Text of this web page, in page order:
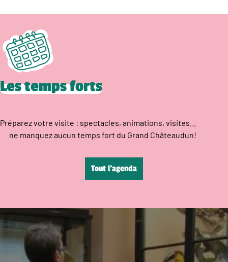
Les temps forts
Préparez votre visite : spectacles, animations, visites…
ne manquez aucun temps fort du Grand Châteaudun!
Tout l’agenda